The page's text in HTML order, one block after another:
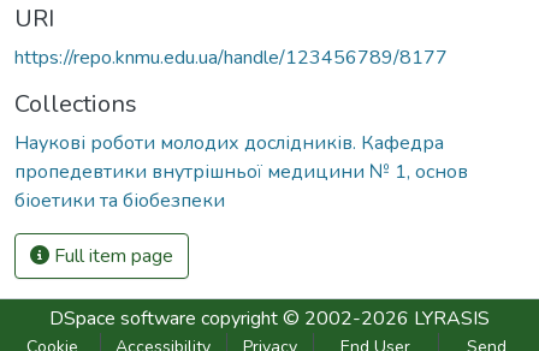
URI
https://repo.knmu.edu.ua/handle/123456789/8177
Collections
Наукові роботи молодих дослідників. Кафедра
пропедевтики внутрішньої медицини № 1, основ
біоетики та біобезпеки
Full item page
DSpace software copyright © 2002-2026 LYRASIS